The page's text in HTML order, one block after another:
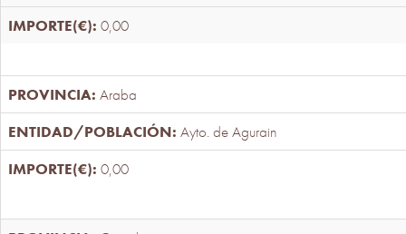
0,00
Araba
Ayto. de Agurain
0,00